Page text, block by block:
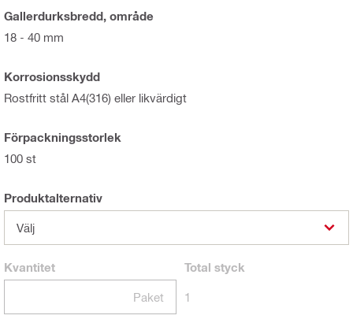
Gallerdurksbredd, område
18 - 40 mm
Korrosionsskydd
Rostfritt stål A4(316) eller likvärdigt
Förpackningsstorlek
100 st
Produktalternativ
Välj
Kvantitet
Paket
Total styck
1